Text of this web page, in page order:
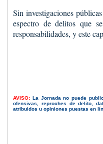
Sin investigaciones
espectro de delitos que
responsabilidades, y este
AVISO: La Jornada no puede
ofensivas, reproches de delito,
atribuidos u opiniones puestas en